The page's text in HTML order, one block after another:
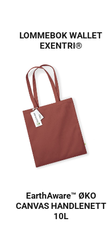
LOMMEBOK WALLET
EXENTRI®
EarthAware™ ØKO
CANVAS HANDLENETT
10L